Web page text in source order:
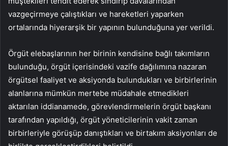
vazgeçirmeye çalıştıkları ve hareketleri yaparken
ortalarında hiyerarşik bir yapının bulunduğuna yer verildi.
Örgüt elebaşlarının her birinin kendisine bağlı takımların
bulunduğu, örgüt içerisindeki vazife dağılımına nazaran
örgütsel faaliyet ve aksiyonda bulundukları ve birbirlerinin
alanlarına mümkün mertebe müdahale etmedikleri
aktarılan iddianamede, görevlendirmelerin örgüt başkanı
tarafından yapıldığı, örgüt yöneticilerinin vakit zaman
birbirleriyle görüşüp danıştıkları ve birtakım aksiyonları de